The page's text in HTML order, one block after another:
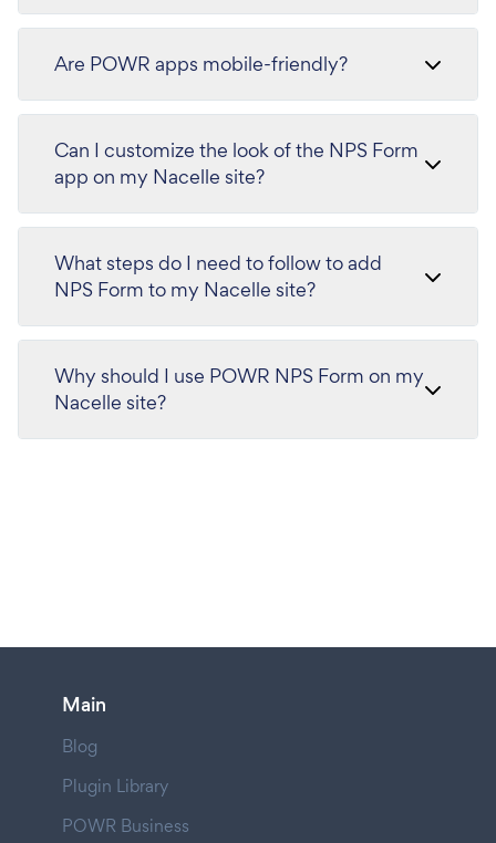
Are POWR apps mobile-friendly?
Can I customize the look of the NPS Form
app on my Nacelle site?
What steps do I need to follow to add
NPS Form to my Nacelle site?
Why should I use POWR NPS Form on my
Nacelle site?
Main
Blog
Plugin Library
POWR Business